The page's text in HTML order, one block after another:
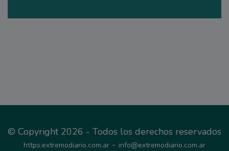
© Copyright 2026 - Todos los derechos reservados
https:extremodiario.com.ar - info@extremodiario.com.ar